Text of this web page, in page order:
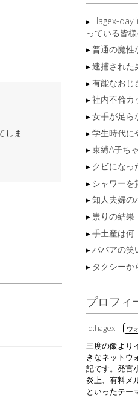
しま
Hagex-
っている皆
普通の魔性
逮捕された
有能なおじ
社内不倫カ
女手が足ら
学生時代に
束縛A子ち
クビになっ
シャワーを
知人夫婦の
祟りの結果
手土産は何
ババアの笑
タクシーか
プロフィ
id:hagex
三度の飯より
きなネットウ
記です。発言
炎上、有料メ
といったテー